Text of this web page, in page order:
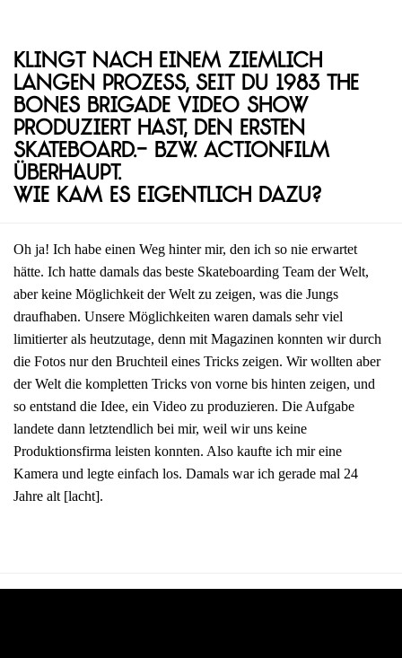
Klingt nach einem ziemlich
langen Prozess, seit du 1983 The
Bones Brigade Video Show
produziert hast, den ersten
Skateboard.- bzw. Actionfilm
überhaupt.
Wie kam es eigentlich dazu?
Oh ja! Ich habe einen Weg hinter mir, den ich so nie erwartet
hätte. Ich hatte damals das beste Skateboarding Team der Welt,
aber keine Möglichkeit der Welt zu zeigen, was die Jungs
draufhaben. Unsere Möglichkeiten waren damals sehr viel
limitierter als heutzutage, denn mit Magazinen konnten wir durch
die Fotos nur den Bruchteil eines Tricks zeigen. Wir wollten aber
der Welt die kompletten Tricks von vorne bis hinten zeigen, und
so entstand die Idee, ein Video zu produzieren. Die Aufgabe
landete dann letztendlich bei mir, weil wir uns keine
Produktionsfirma leisten konnten. Also kaufte ich mir eine
Kamera und legte einfach los. Damals war ich gerade mal 24
Jahre alt [lacht].